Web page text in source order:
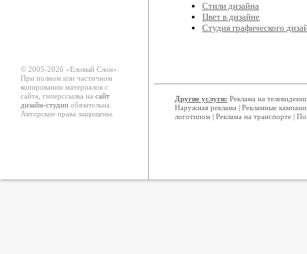
Стили дизайна
Цвет в дизайне
Студия графического
© 2005-2026 «Еловый Cлон».
При полном или частичном
копировании материалов с
сайта, гиперссылка на сайт
дизайн-студии обязательна.
Авторские права защищены.
Другие услуги: Реклама на
Наружная реклама | Рекламные
логотипом | Реклама на транспорте |